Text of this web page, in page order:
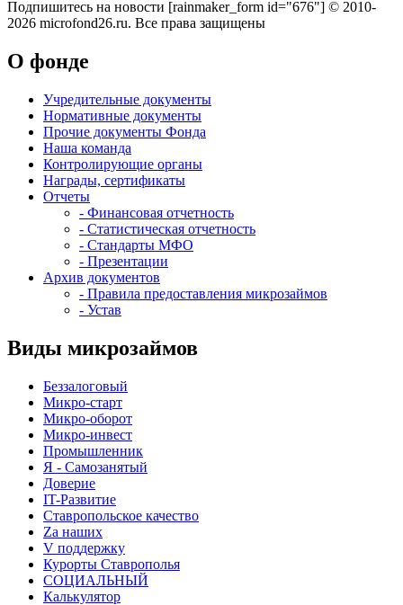
Подпишитесь на новости [rainmaker_form id="676"] © 2010-
2026 microfond26.ru. Все права защищены
О фонде
Учредительные документы
Нормативные документы
Прочие документы Фонда
Наша команда
Контролирующие органы
Награды, сертификаты
Отчеты
- Финансовая отчетность
- Статистическая отчетность
- Стандарты МФО
- Презентации
Архив документов
- Правила предоставления микрозаймов
- Устав
Виды микрозаймов
Беззалоговый
Микро-старт
Микро-оборот
Микро-инвест
Промышленник
Я - Самозанятый
Доверие
IT-Развитие
Ставропольское качество
Za наших
V поддержку
Курорты Ставрополья
СОЦИАЛЬНЫЙ
Калькулятор